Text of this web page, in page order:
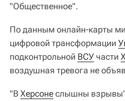
"Общественное".
По данным онлайн-карты
цифровой трансформации
подконтрольной ВСУ части
воздушная тревога не
"В Херсонеслышны